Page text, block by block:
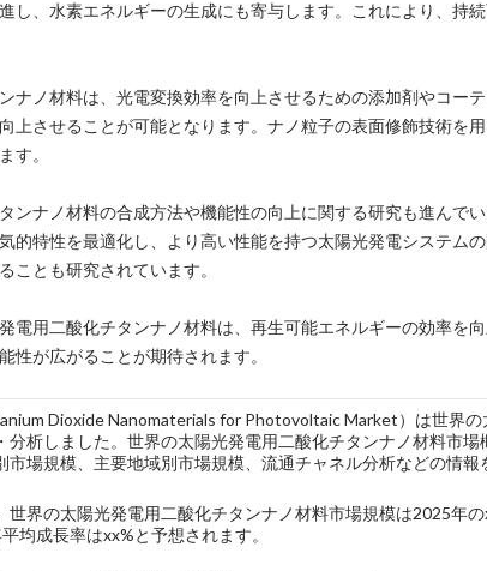
し、水素エネルギーの生成にも寄与します。これにより、持
ナノ材料は、光電変換効率を向上させるための添加剤やコー
上させることが可能となります。ナノ粒子の表面修飾技術を
す。
ンナノ材料の合成方法や機能性の向上に関する研究も進んで
的特性を最適化し、より高い性能を持つ太陽光発電システム
ことも研究されています。
電用二酸化チタンナノ材料は、再生可能エネルギーの効率を
性が広がることが期待されます。
Dioxide Nanomaterials for Photovoltaic Market）は世界
分析しました。世界の太陽光発電用二酸化チタンナノ材料市
市場規模、主要地域別市場規模、流通チャネル分析などの情報
世界の太陽光発電用二酸化チタンナノ材料市場規模は2025年
均成長率はxx%と予想されます。